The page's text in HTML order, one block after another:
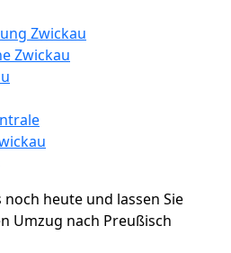
Zwickau
Zwickau
heute und lassen Sie
Umzug nach Preußisch